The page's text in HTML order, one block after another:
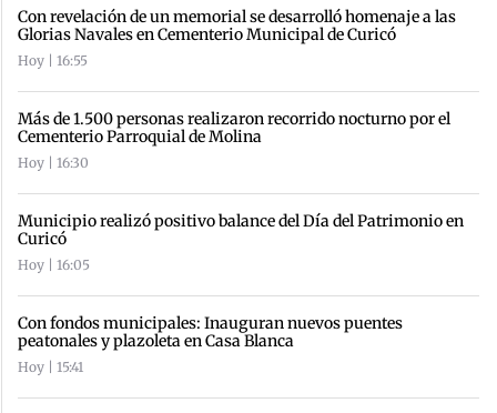
Con revelación de un memorial se desarrolló homenaje a las
Glorias Navales en Cementerio Municipal de Curicó
Hoy | 16:55
Más de 1.500 personas realizaron recorrido nocturno por el
Cementerio Parroquial de Molina
Hoy | 16:30
Municipio realizó positivo balance del Día del Patrimonio en
Curicó
Hoy | 16:05
Con fondos municipales: Inauguran nuevos puentes
peatonales y plazoleta en Casa Blanca
Hoy | 15:41